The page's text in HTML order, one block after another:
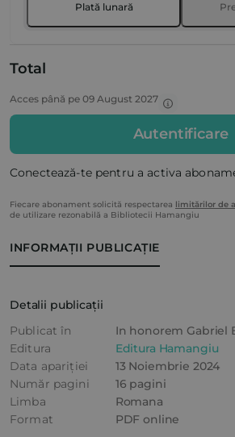
INFORMAȚII PUBLICAȚIE
Detalii publicații
Publicat în
In honorem Gabriel
Editura
Editura Hamangiu
Data apariției
13 Noiembrie 2024
Număr pagini
16 pagini
Limba
Romana
Format
PDF online
Plată lunară
Total
Acces până pe 09 August 2027
Autentificare
Conectează-te pentru a activa
Fiecare abonament solicită respectarea limitărilor de
de utilizare rezonabilă a Bibliotecii Hamangiu